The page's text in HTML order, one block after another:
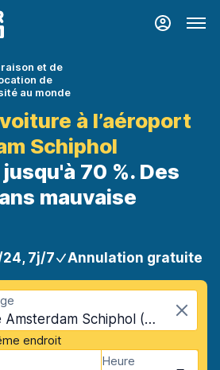
et de
de
au monde
à l’aéroport
Schiphol
70 %. Des
mauvaise
7j/7 Annulation gratuite
Aéroport de Amsterdam Schiphol (AMS), Amsterdam, Pays-Bas
endroit
Heure